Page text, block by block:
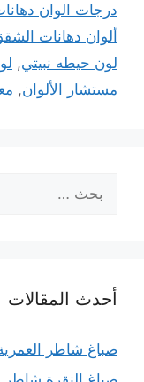
درجات الوان
ألوان دهانات
لون حيطه نبيتي,
مستشار الألوان,
عن:
أحدث المقالات
صباغ شاطر